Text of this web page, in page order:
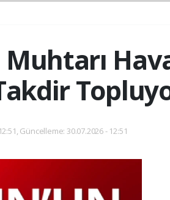
Güncelleme: 30.07.2026 - 12:51